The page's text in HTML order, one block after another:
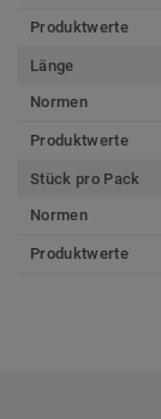
Produktwerte
Länge
Normen
Produktwerte
Stück pro Pack
Normen
Produktwerte